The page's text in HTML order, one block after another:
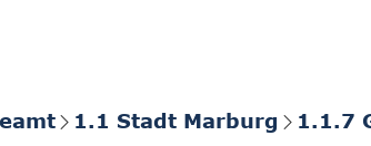
1.1 Stadt Marburg 1.1.7